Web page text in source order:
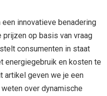
innovatieve benadering
prijzen op basis van vraag
consumenten in staat
energiegebruik en kosten te
artikel geven we je een
over dynamische